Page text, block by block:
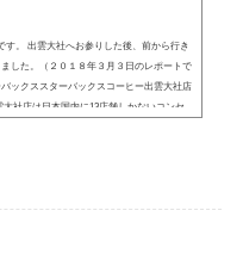
す。 出雲大社へお参りした後、前から行き
した。（２０１８年３月３日のレポートで
ックススターバックスコーヒー出雲大社店
社店は日本国内に13店舗しかないコンセ